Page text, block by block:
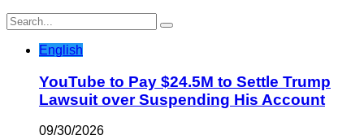
English
YouTube to Pay $24.5M to Settle Trump
Lawsuit over Suspending His Account
09/30/2026